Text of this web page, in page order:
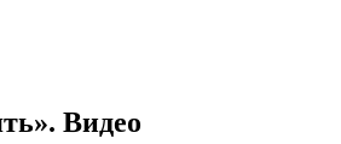
Видео